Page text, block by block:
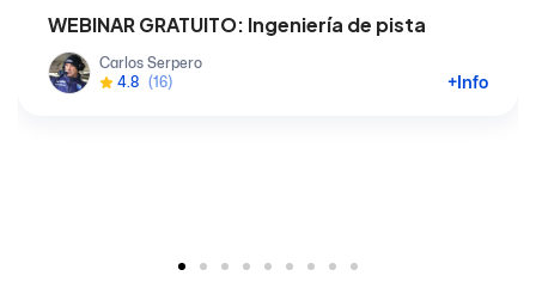
WEBINAR GRATUITO: Ingeniería de pista
Carlos Serpero
4.8 (16) +Info